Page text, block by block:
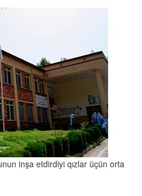
inşa etdirdiyi qızlar üçün orta